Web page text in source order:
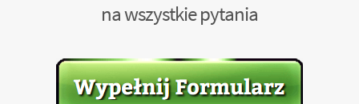
na wszystkie pytania